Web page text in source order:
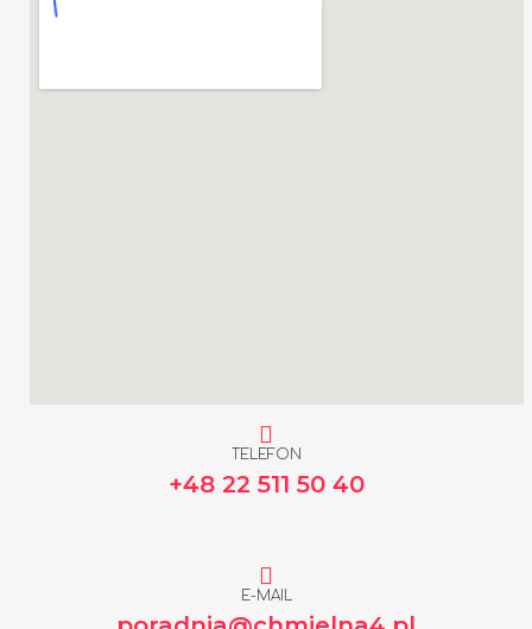
TELEFON
+48 22 511 50 40
E-MAIL